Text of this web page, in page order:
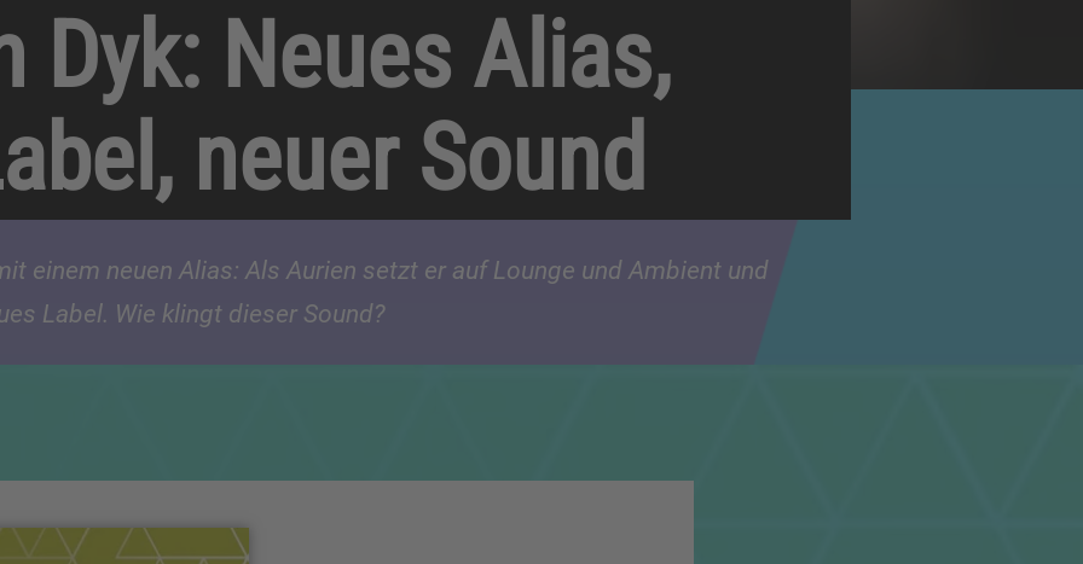
Dyk: Neues Alias,
neuer Sound
einem neuen Alias: Als Aurien setzt er auf Lounge und Ambient und
Label. Wie klingt dieser Sound?